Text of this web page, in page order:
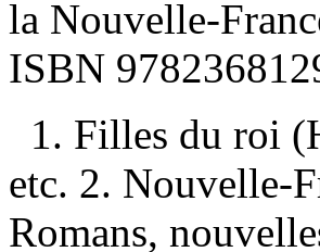
la Nouvelle-
ISBN
1. Filles du roi
etc. 2.
Romans,